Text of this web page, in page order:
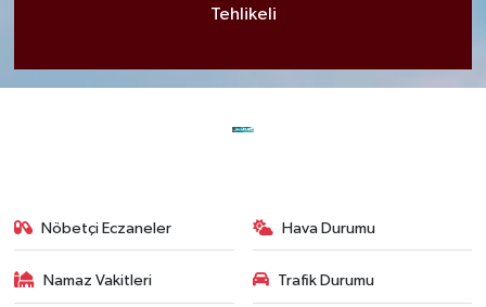
Tehlikeli
Nöbetçi Eczaneler Hava Durumu
Namaz Vakitleri Trafik Durumu